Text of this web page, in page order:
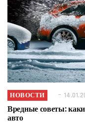
НОВОСТИ
Вредные советы:
авто